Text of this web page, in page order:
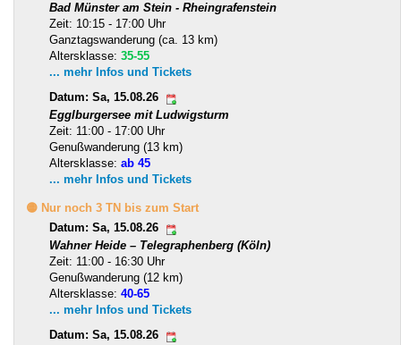
Bad Münster am Stein - Rheingrafenstein
Zeit: 10:15 - 17:00 Uhr
Ganztagswanderung (ca. 13 km)
Altersklasse: 35-55
... mehr Infos und Tickets
Datum: Sa, 15.08.26
Egglburgersee mit Ludwigsturm
Zeit: 11:00 - 17:00 Uhr
Genußwanderung (13 km)
Altersklasse: ab 45
... mehr Infos und Tickets
🟡 Nur noch 3 TN bis zum Start
Datum: Sa, 15.08.26
Wahner Heide – Telegraphenberg (Köln)
Zeit: 11:00 - 16:30 Uhr
Genußwanderung (12 km)
Altersklasse: 40-65
... mehr Infos und Tickets
Datum: Sa, 15.08.26